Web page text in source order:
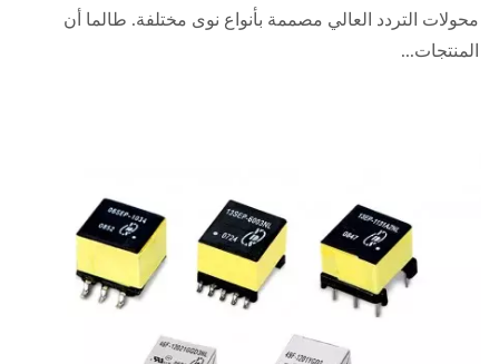
محولات التردد العالي مصممة بأنواع نوى مختلفة. طالما أن
المنتجات...